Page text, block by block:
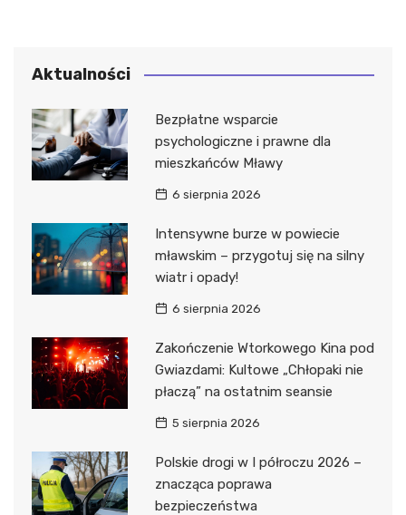
Aktualności
Bezpłatne wsparcie
psychologiczne i prawne dla
mieszkańców Mławy
6 sierpnia 2026
Intensywne burze w powiecie
mławskim – przygotuj się na silny
wiatr i opady!
6 sierpnia 2026
Zakończenie Wtorkowego Kina pod
Gwiazdami: Kultowe „Chłopaki nie
płaczą” na ostatnim seansie
5 sierpnia 2026
Polskie drogi w I półroczu 2026 –
znacząca poprawa
bezpieczeństwa